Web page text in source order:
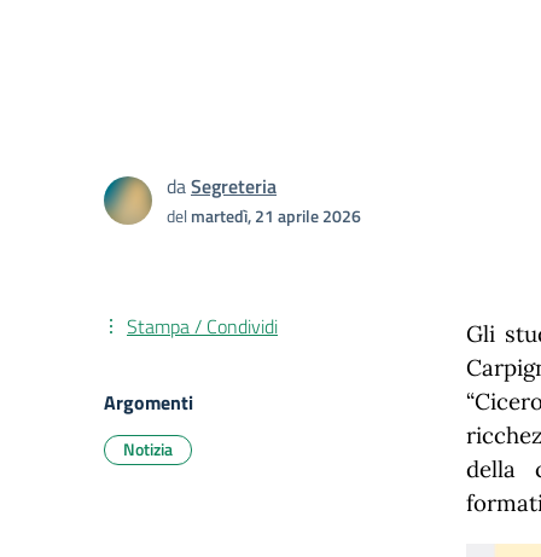
daSegreteria
delmartedì, 21 aprile 2026
Gli
della
Stampa / Condividi
Argomenti
Notizia